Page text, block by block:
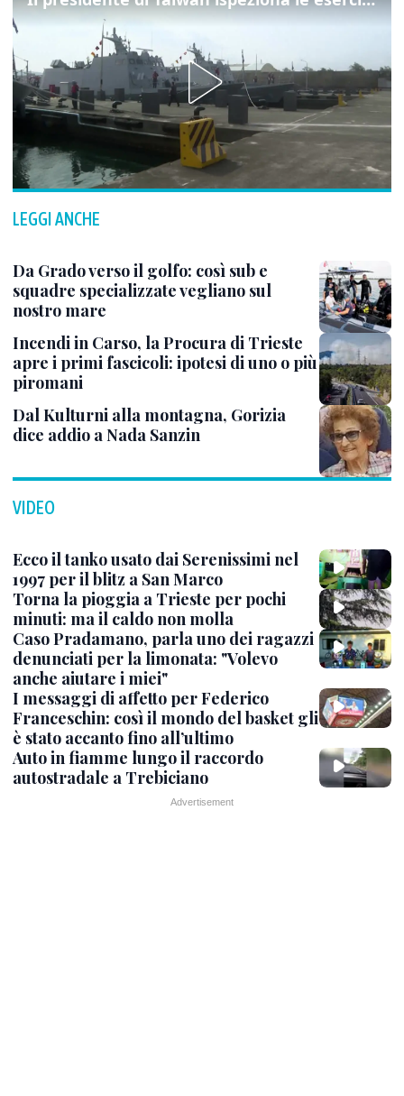
LEGGI ANCHE
Da Grado verso il golfo: così sub e
squadre specializzate vegliano sul
nostro mare
Incendi in Carso, la Procura di Trieste
apre i primi fascicoli: ipotesi di uno o più
piromani
Dal Kulturni alla montagna, Gorizia
dice addio a Nada Sanzin
VIDEO
Ecco il tanko usato dai Serenissimi nel
1997 per il blitz a San Marco
Torna la pioggia a Trieste per pochi
minuti: ma il caldo non molla
Caso Pradamano, parla uno dei ragazzi
denunciati per la limonata: "Volevo
anche aiutare i miei"
I messaggi di affetto per Federico
Franceschin: così il mondo del basket gli
è stato accanto fino all’ultimo
Auto in fiamme lungo il raccordo
autostradale a Trebiciano